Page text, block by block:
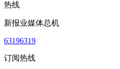
热线
新报业媒体总机
63196319
订阅热线